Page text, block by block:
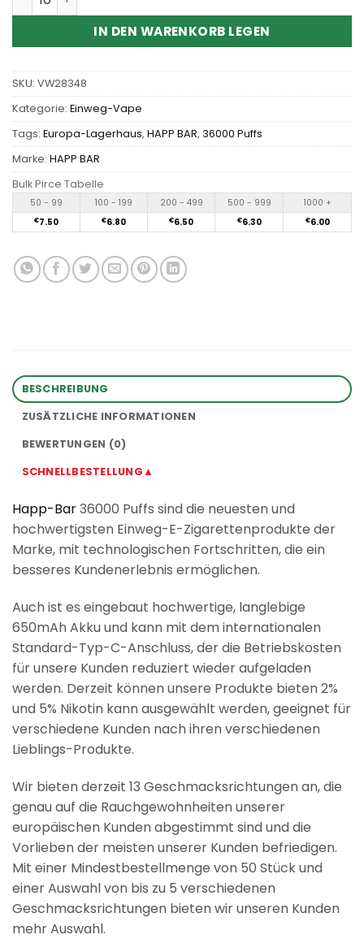
IN DEN WARENKORB LEGEN
SKU: VW28348
Kategorie: Einweg-Vape
Tags: Europa-Lagerhaus, HAPP BAR, 36000 Puffs
Marke: HAPP BAR
Bulk Pirce Tabelle
50 - 99 100 - 199 200 - 499 500 - 999 1000 +
€7.50 €6.80 €6.50 €6.30 €6.00
BESCHREIBUNG
ZUSÄTZLICHE INFORMATIONEN
BEWERTUNGEN (0)
SCHNELLBESTELLUNG▲
Happ-Bar36000 Puffs sind die neuesten und
hochwertigsten Einweg-E-Zigarettenprodukte der
Marke, mit technologischen Fortschritten, die ein
besseres Kundenerlebnis ermöglichen.
Auch ist es eingebaut hochwertige, langlebige
650mAh Akku und kann mit dem internationalen
Standard-Typ-C-Anschluss, der die Betriebskosten
für unsere Kunden reduziert wieder aufgeladen
werden. Derzeit können unsere Produkte bieten 2%
und 5% Nikotin kann ausgewählt werden, geeignet für
verschiedene Kunden nach ihren verschiedenen
Lieblings-Produkte.
Wir bieten derzeit 13 Geschmacksrichtungen an, die
genau auf die Rauchgewohnheiten unserer
europäischen Kunden abgestimmt sind und die
Vorlieben der meisten unserer Kunden befriedigen.
Mit einer Mindestbestellmenge von 50 Stück und
einer Auswahl von bis zu 5 verschiedenen
Geschmacksrichtungen bieten wir unseren Kunden
mehr Auswahl.